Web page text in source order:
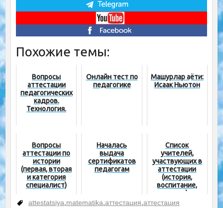
Похожие темы:
Вопросы
аттестации
педагогических
кадров.
Технология.
Онлайн тест по
педагогике
Машҳурлар ҳаёти:
Исаак Ньютон
Вопросы
аттестации по
истории
(первая, вторая
и категория
специалист)
Началась
выдача
сертификатов
педагогам
Список
учителей,
участвующих в
аттестации
(история,
воспитание,
право)
attestatsiya matematika аттестация аттестация